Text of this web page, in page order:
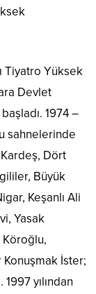
Tiyatro Yüksek
Devlet
1974 –
sahnelerinde
Kardeş, Dört
Büyük
Keşanlı Ali
Yasak
Köroğlu,
Konuşmak İster;
yılından